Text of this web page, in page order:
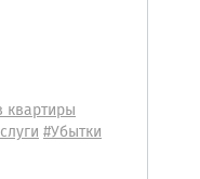
квартиры
#Убытки